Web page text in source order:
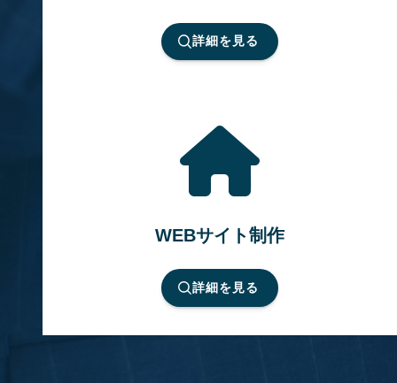
詳細を見る
WEBサイト制作
詳細を見る